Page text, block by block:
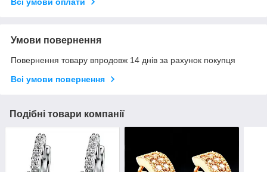
Всі умови оплати
Умови повернення
Повернення товару впродовж 14 днів за рахунок покупця
Всі умови повернення
Подібні товари компанії